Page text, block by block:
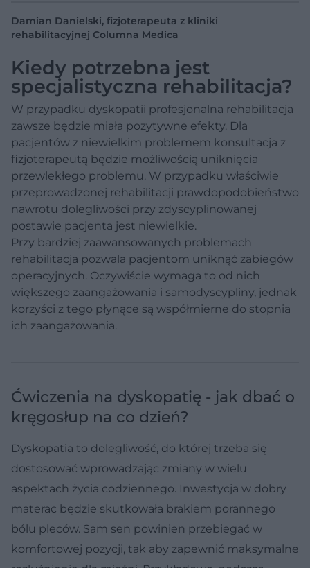
Damian Danielski, fizjoterapeuta z kliniki
rehabilitacyjnej Columna Medica
Kiedy potrzebna jest
specjalistyczna rehabilitacja?
W przypadku dyskopatii profesjonalna rehabilitacja
zawsze będzie miała pozytywne efekty. Dla
pacjentów z niewielkim problemem konsultacja z
fizjoterapeutą będzie możliwością uniknięcia
przewlekłego problemu. W przypadku właściwie
przeprowadzonej rehabilitacji prawdopodobieństwo
nawrotu dolegliwości przy zdyscyplinowanej
postawie pacjenta jest niewielkie.
Przy bardziej zaawansowanych problemach
rehabilitacja pozwala pacjentom uniknąć zabiegów
operacyjnych. Oczywiście wymaga to od nich
większego zaangażowania i samodyscypliny, jednak
korzyści z tego płynące są współmierne do stopnia
ich zaangażowania.
Ćwiczenia na dyskopatię - jak dbać o
kręgosłup na co dzień?
Dyskopatia to dolegliwość, do której trzeba się
dostosować wprowadzając zmiany w wielu
aspektach życia codziennego. Inwestycja w dobry
materac będzie skutkowała brakiem porannego
bólu pleców. Sam sen powinien przebiegać w
komfortowej pozycji, tak aby zapewnić maksymalne